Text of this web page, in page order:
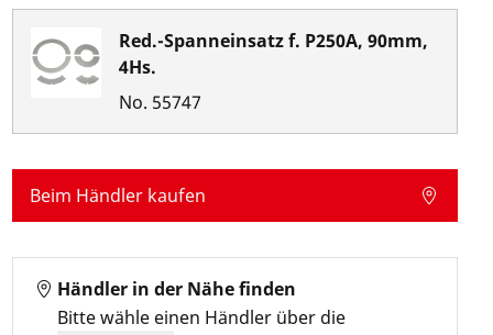
Red.-Spanneinsatz f. P250A, 90mm,
4Hs.
No. 55747
Beim Händler kaufen
Händler in der Nähe finden
Bitte wähle einen Händler über die